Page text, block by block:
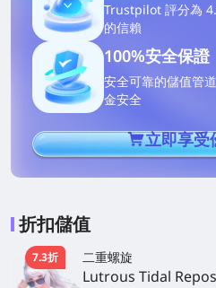
Trustpilot 評分為
的信賴
100%安全保證
安全可靠的儲值管
金安全
立即享受
折扣儲值
7.3折 二重螺旋
Lutrous Tidal